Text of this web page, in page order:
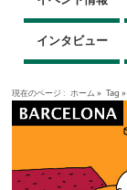
インタビュー
現在のページ : ホーム » Tag »